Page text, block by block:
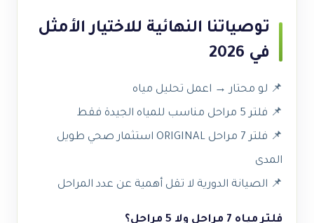
توصياتنا النهائية للاختيار الأمثل
في 2026
📌 لو محتار → اعمل تحليل مياه
📌 فلتر 5 مراحل مناسب للمياه الجيدة فقط
📌 فلتر 7 مراحل ORIGINAL استثمار صحي طويل
المدى
📌 الصيانة الدورية لا تقل أهمية عن عدد المراحل
فلتر مياه 7 مراحل ولا 5 مراحل؟